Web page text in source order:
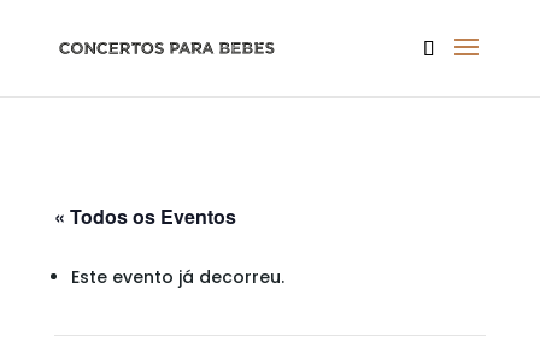
« Todos os Eventos
Este evento já decorreu.